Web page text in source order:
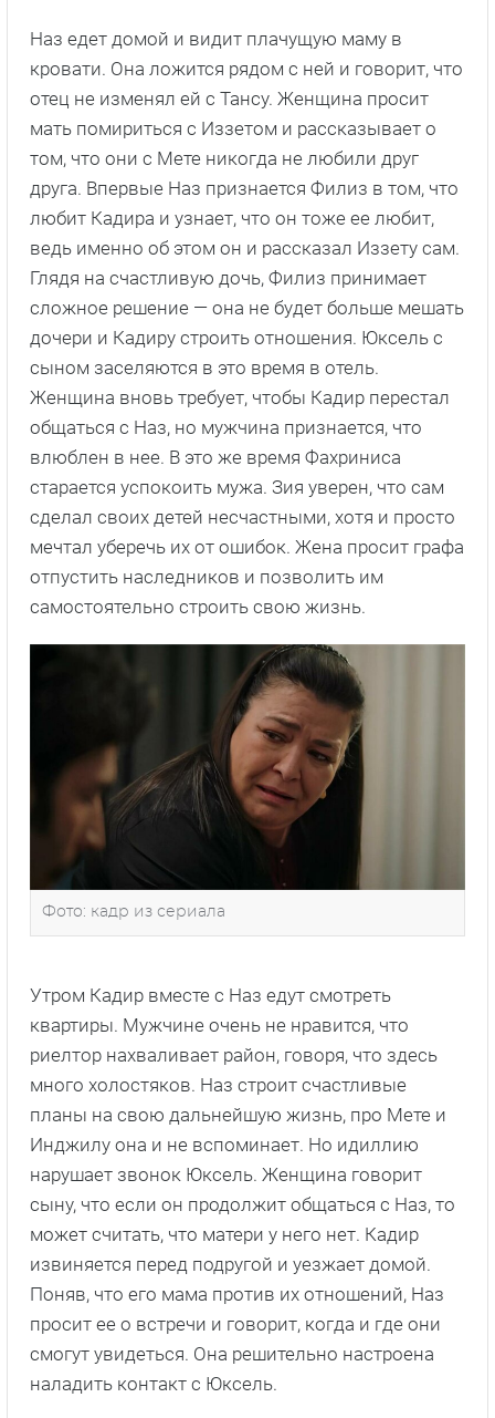
Наз едет домой и видит плачущую маму в
кровати. Она ложится рядом с ней и говорит, что
отец не изменял ей с Тансу. Женщина просит
мать помириться с Иззетом и рассказывает о
том, что они с Мете никогда не любили друг
друга. Впервые Наз признается Филиз в том, что
любит Кадира и узнает, что он тоже ее любит,
ведь именно об этом он и рассказал Иззету сам.
Глядя на счастливую дочь, Филиз принимает
сложное решение — она не будет больше мешать
дочери и Кадиру строить отношения. Юксель с
сыном заселяются в это время в отель.
Женщина вновь требует, чтобы Кадир перестал
общаться с Наз, но мужчина признается, что
влюблен в нее. В это же время Фахриниса
старается успокоить мужа. Зия уверен, что сам
сделал своих детей несчастными, хотя и просто
мечтал уберечь их от ошибок. Жена просит графа
отпустить наследников и позволить им
самостоятельно строить свою жизнь.
Фото: кадр из сериала
Утром Кадир вместе с Наз едут смотреть
квартиры. Мужчине очень не нравится, что
риелтор нахваливает район, говоря, что здесь
много холостяков. Наз строит счастливые
планы на свою дальнейшую жизнь, про Мете и
Инджилу она и не вспоминает. Но идиллию
нарушает звонок Юксель. Женщина говорит
сыну, что если он продолжит общаться с Наз, то
может считать, что матери у него нет. Кадир
извиняется перед подругой и уезжает домой.
Поняв, что его мама против их отношений, Наз
просит ее о встречи и говорит, когда и где они
смогут увидеться. Она решительно настроена
наладить контакт с Юксель.